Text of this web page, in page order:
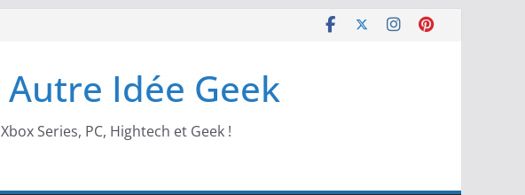
Idée Geek
Series, PC, Hightech et Geek !